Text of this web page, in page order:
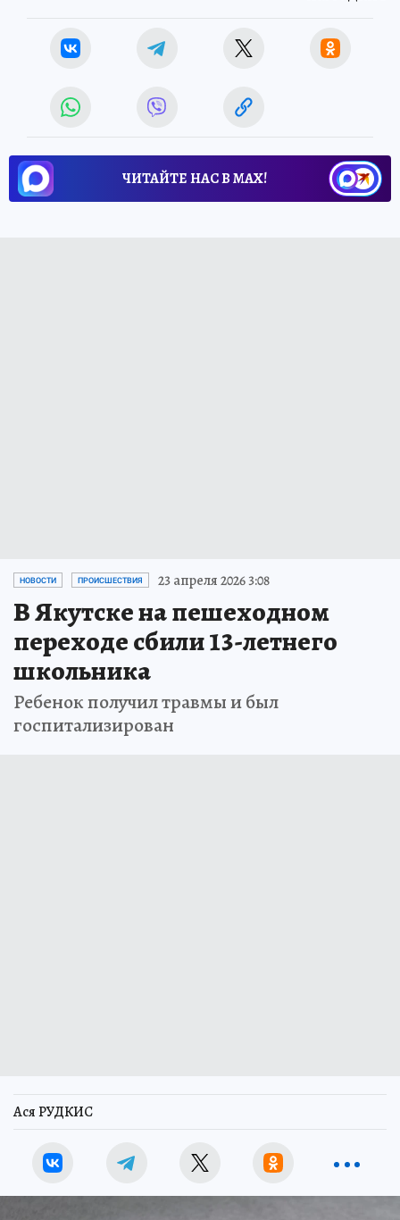
ЧИТАЙТЕ НАС В МАХ!
НОВОСТИ ПРОИСШЕСТВИЯ 23 апреля 2026 3:08
В Якутске на пешеходном
переходе сбили 13-летнего
школьника
Ребенок получил травмы и был
госпитализирован
Ася РУДКИС